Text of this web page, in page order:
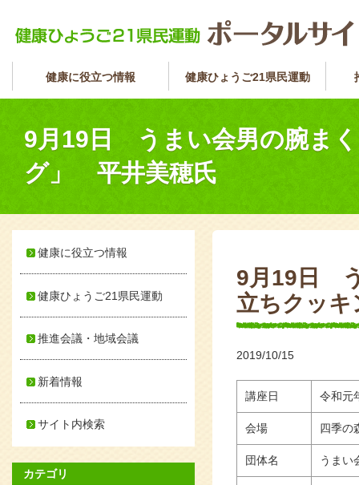
健康に役立つ情報 健康ひょうご21県民運動
9月19日 うまい会男の腕ま
グ」 平井美穂氏
9月19日
立ちクッ
2019/10/15
講座日 令和元
会場 四季の
団体名 うまい
健康に役立つ情報
健康ひょうご21県民運動
推進会議・地域会議
新着情報
サイト内検索
カテゴリ